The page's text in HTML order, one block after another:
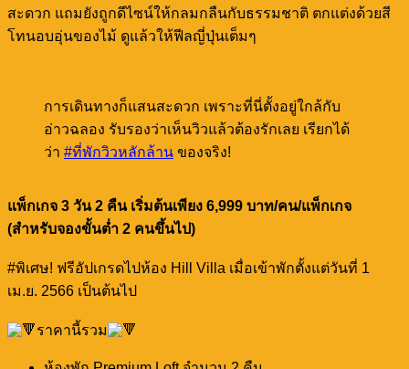
สะดวก แถมยังถูกดีไซน์ให้กลมกลืนกับธรรมชาติ ตกแต่งด้วยสี
โทนอบอุ่นของไม้ ดูแล้วให้ฟีลญี่ปุ่นเต็มๆ
การเดินทางก็แสนสะดวก เพราะที่นี่ตั้งอยู่ใกล้กับ
อ่าวฉลอง รับรองว่าเห็นวิวแล้วต้องรักเลย เรียกได้
ว่า #ที่พักวิวหลักล้าน ของจริง!
แพ็กเกจ 3 วัน 2 คืน เริ่มต้นเพียง 6,999 บาท/คน/แพ็กเกจ
(สำหรับจองขั้นต่ำ 2 คนขึ้นไป)
#พิเศษ! ฟรีอัปเกรดไปห้อง Hill Villa เมื่อเข้าพักตั้งแต่วันที่ 1
เม.ย. 2566 เป็นต้นไป
ราคานี้รวม